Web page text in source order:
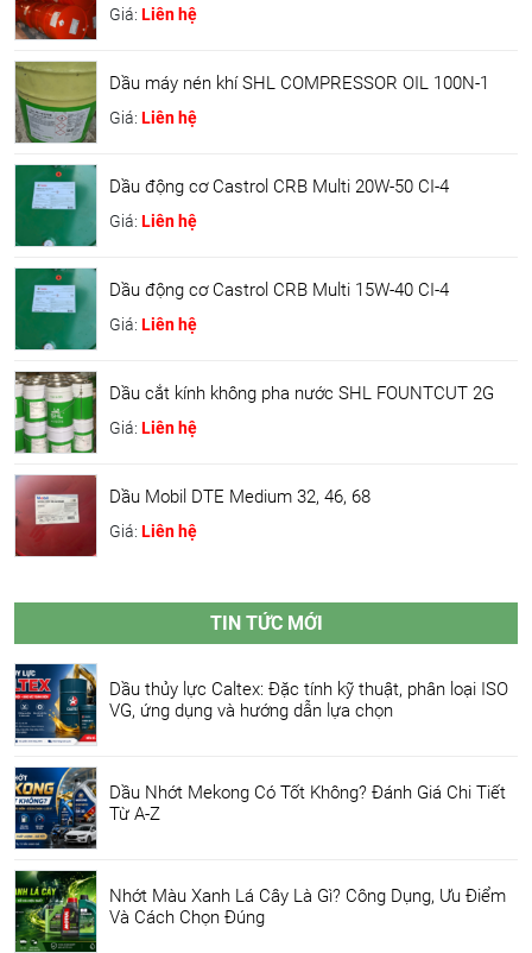
Giá: Liên hệ
Dầu máy nén khí SHL COMPRESSOR OIL 100N-1
Giá: Liên hệ
Dầu động cơ Castrol CRB Multi 20W-50 CI-4
Giá: Liên hệ
Dầu động cơ Castrol CRB Multi 15W-40 CI-4
Giá: Liên hệ
Dầu cắt kính không pha nước SHL FOUNTCUT 2G
Giá: Liên hệ
Dầu Mobil DTE Medium 32, 46, 68
Giá: Liên hệ
TIN TỨC MỚI
Dầu thủy lực Caltex: Đặc tính kỹ thuật, phân loại ISO
VG, ứng dụng và hướng dẫn lựa chọn
Dầu Nhớt Mekong Có Tốt Không? Đánh Giá Chi Tiết
Từ A-Z
Nhớt Màu Xanh Lá Cây Là Gì? Công Dụng, Ưu Điểm
Và Cách Chọn Đúng